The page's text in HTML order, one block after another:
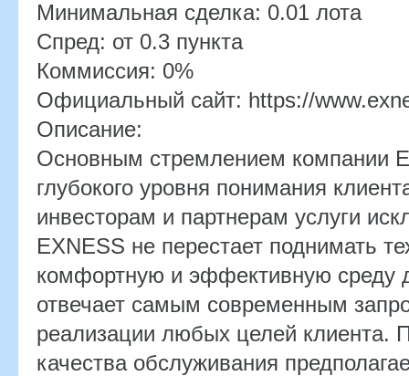
Минимальная сделка: 0.01 лота
Спред: от 0.3 пункта
Коммиссия: 0%
Официальный сайт: https://
Описание:
Основным стремлением компании
глубокого уровня понимания
инвесторам и партнерам услуги
EXNESS не перестает поднимать
комфортную и эффективную среду
отвечает самым современным
реализации любых целей клиента.
качества обслуживания